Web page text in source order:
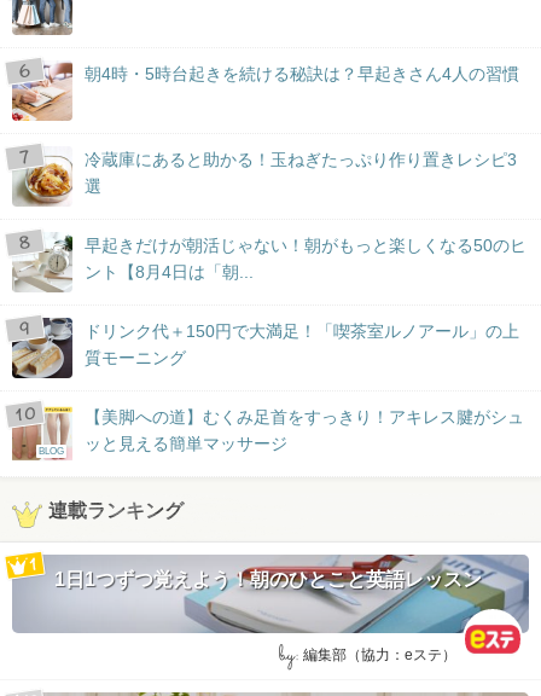
朝4時・5時台起きを続ける秘訣は？早起きさん4人の習慣
冷蔵庫にあると助かる！玉ねぎたっぷり作り置きレシピ3
選
早起きだけが朝活じゃない！朝がもっと楽しくなる50のヒ
ント【8月4日は「朝...
ドリンク代＋150円で大満足！「喫茶室ルノアール」の上
質モーニング
BLOG
【美脚への道】むくみ足首をすっきり！アキレス腱がシュ
ッと見える簡単マッサージ
連載ランキング
1日1つずつ覚えよう！朝のひとこと英語レッスン
by: 編集部（協力：eステ）